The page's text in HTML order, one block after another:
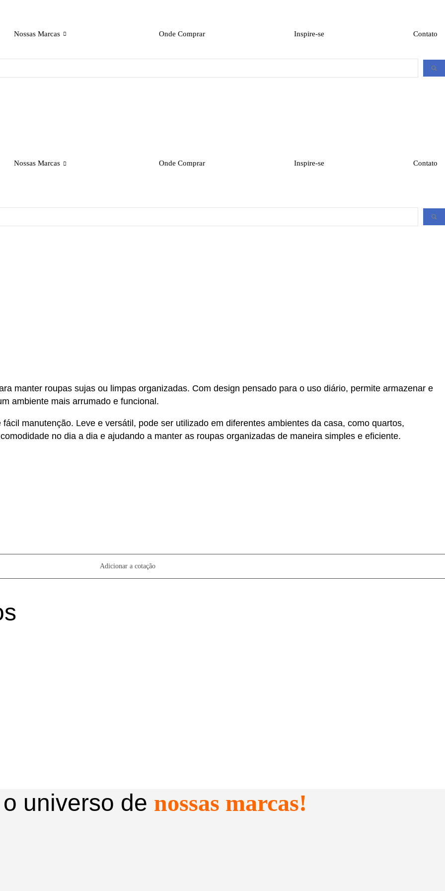
Nossas Marcas Onde Comprar Inspire-se Contato
Nossas Marcas Onde Comprar Inspire-se Contato
manter roupas sujas ou limpas organizadas. Com design pensado para o uso diário, permite armazenar e
ambiente mais arrumado e funcional.
manutenção. Leve e versátil, pode ser utilizado em diferentes ambientes da casa, como quartos,
no dia a dia e ajudando a manter as roupas organizadas de maneira simples e eficiente.
Adicionar a cotação
universo de nossas marcas!